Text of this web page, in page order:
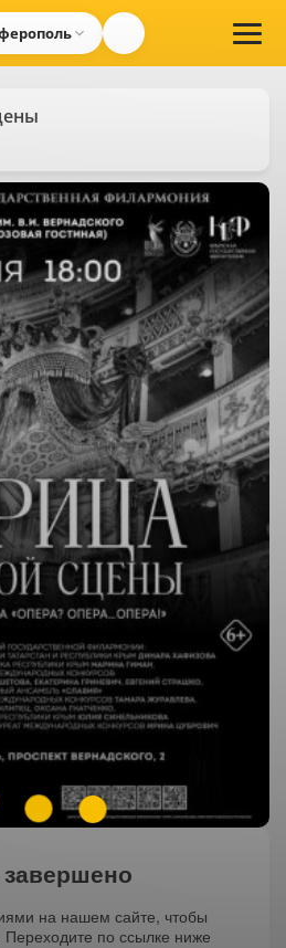
на нашем сайте, чтобы
Переходите по ссылке ниже